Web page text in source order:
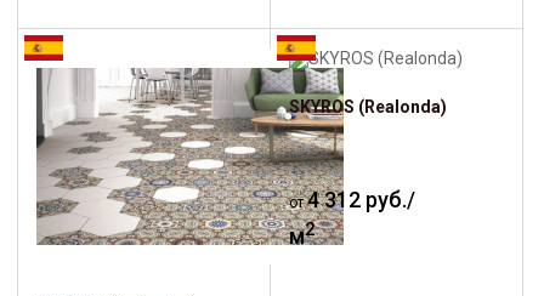
SKYROS (Realonda)
от4 312 руб./
м2